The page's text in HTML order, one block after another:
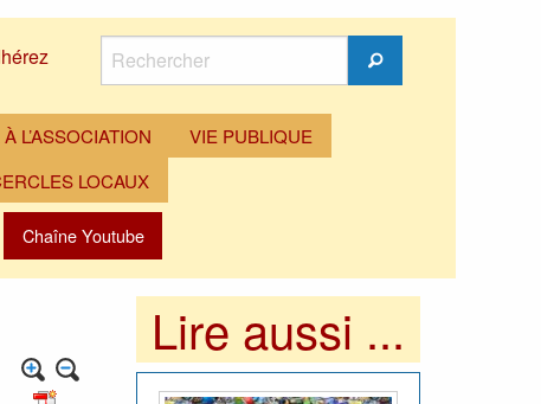
Rechercher
Rechercher
L’ASSOCIATION
VIE PUBLIQUE
LOCAUX
Chaîne Youtube
Lire aussi ...